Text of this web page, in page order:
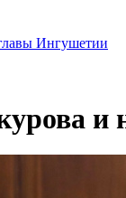
Ингушетии